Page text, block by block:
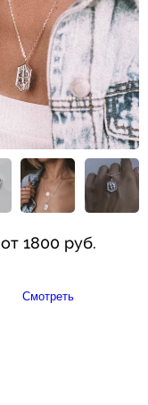
от 1800 руб.
Смотреть